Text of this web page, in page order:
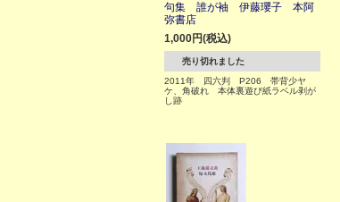
句集 誰が袖 伊藤瓔子 本阿
弥書店
1,000円(税込)
売り切れました
2011年 四六判 P206 帯背少ヤ
ケ、角破れ 本体裏遊び紙ラベル剥が
し跡